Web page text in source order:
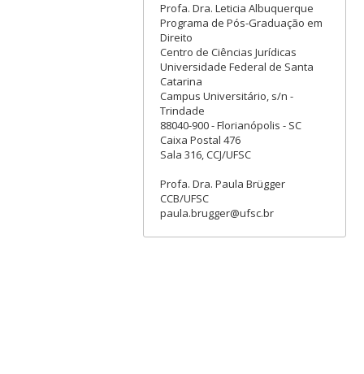
Profa. Dra. Leticia Albuquerque
Programa de Pós-Graduação em
Direito
Centro de Ciências Jurídicas
Universidade Federal de Santa
Catarina
Campus Universitário, s/n -
Trindade
88040-900 - Florianópolis - SC
Caixa Postal 476
Sala 316, CCJ/UFSC
Profa. Dra. Paula Brügger
CCB/UFSC
paula.brugger@ufsc.br